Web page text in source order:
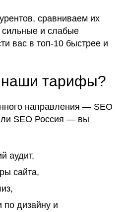
, сравниваем их
сильные и слабые
вас в топ-10 быстрее и
наши тарифы?
направления — SEO
SEO Россия — вы
аудит,
сайта,
по дизайну и